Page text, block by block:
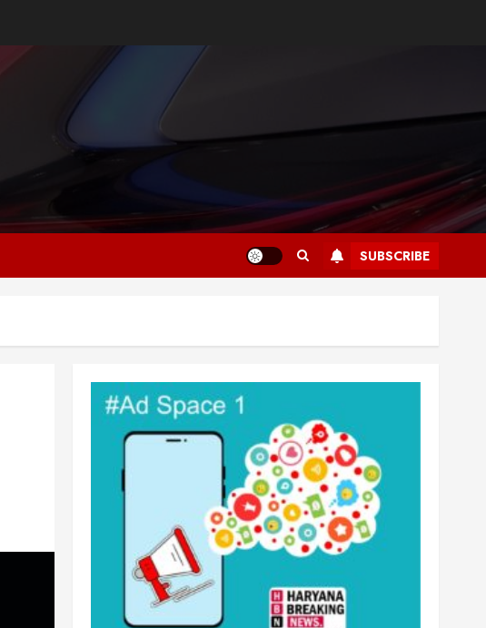
SUBSCRIBE